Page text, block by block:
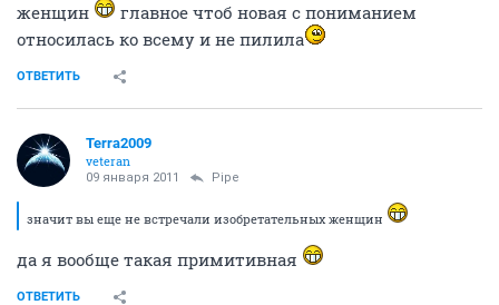
женщин
главное чтоб новая с пониманием
относилась ко всему и не пилила
ОТВЕТИТЬ
Terra2009
veteran
09 января 2011 Pipe
значит вы еще не встречали изобретательных женщин
да я вообще такая примитивная
ОТВЕТИТЬ